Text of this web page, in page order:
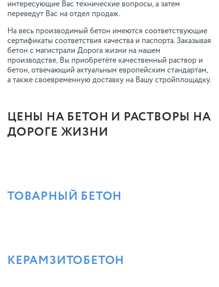
интересующие Вас технические вопросы, а затем
переведут Вас на отдел продаж.
На весь производимый бетон имеются соответствующие
сертификаты соответствия качества и паспорта. Заказывая
бетон с магистрали Дорога жизни на нашем
производстве, Вы приобретёте качественный раствор и
бетон, отвечающий актуальным европейским стандартам,
а также своевременную доставку на Вашу стройплощадку.
ЦЕНЫ НА БЕТОН И РАСТВОРЫ НА
ДОРОГЕ ЖИЗНИ
ТОВАРНЫЙ БЕТОН
КЕРАМЗИТОБЕТОН